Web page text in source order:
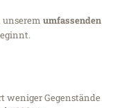
umfassenden
weniger Gegenstände